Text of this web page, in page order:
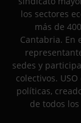
los sectores
más de
Cantabria. En
sedes y
colectivos.
políticas,
de todos